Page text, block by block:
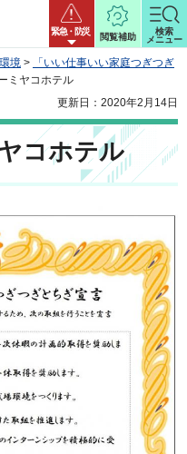
緊急・防災
閲覧補助
検索
メニュー
境 >
「いい仕事いい家庭つぎつぎ
ミヤコホテル
更新日：2020年2月14日
コホテル